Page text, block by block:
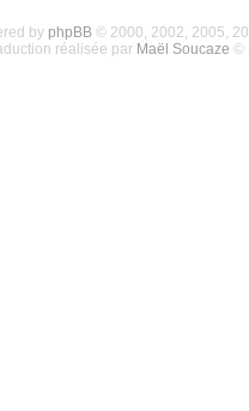
by phpBB© 2000, 2002, 2005,
réalisée par Maël Soucaze ©